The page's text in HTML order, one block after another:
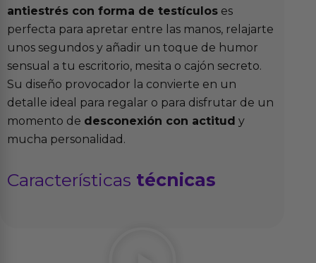
antiestrés con forma de testículos es
perfecta para apretar entre las manos, relajarte
unos segundos y añadir un toque de humor
sensual a tu escritorio, mesita o cajón secreto.
Su diseño provocador la convierte en un
detalle ideal para regalar o para disfrutar de un
momento de desconexión con actitud y
mucha personalidad.
Características técnicas